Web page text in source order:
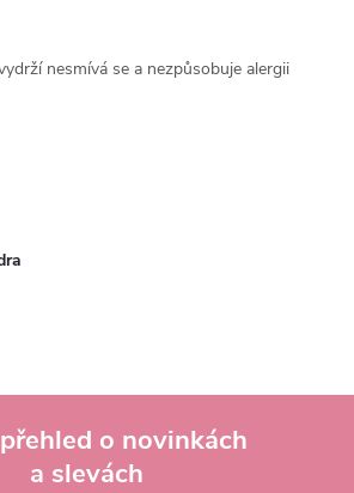
nesmívá se a nezpůsobuje alergii
o novinkách
a slevách